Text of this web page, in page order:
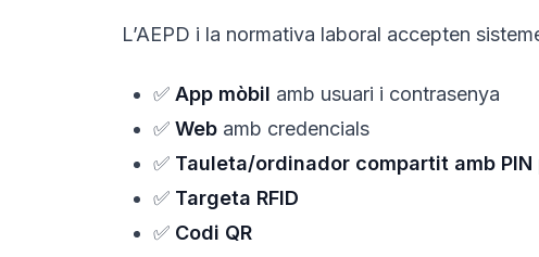
L’AEPD i la normativa laboral accepten
✅App mòbil amb usuari i contrasenya
✅Web amb credencials
✅ Tauleta/ordinador compartit amb PIN
✅ Targeta RFID
✅ Codi QR